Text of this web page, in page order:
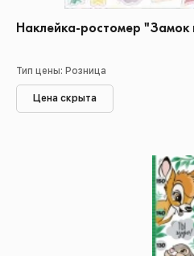
Наклейка-ростомер "Замок
Тип цены: Розница
Цена скрыта